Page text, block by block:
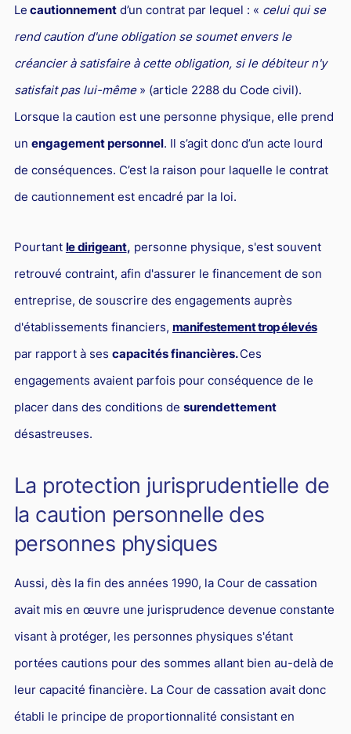
L'industrie
Droit aérien
Caution bancaire
Communication et nouvelles technologies
Grande entreprise
Droit de l'environnement et des énergies renouvelables
Restructuration d'entreprise
Droit et Fiscalité du marché de l'Art
Transmission d'entreprise et avocat
Gestion des crises
Responsabilité Sociétale des Entreprises (R.S.E)
Hôtellerie et restauration
Droit commercial
Énergie
Droit de la concurrence
Droit bancaire
Jurisprudences et actualités
Droit de la réparation et du dommage corporel
Droit du sport
Le cautionnementd’un contrat par lequel : « celui qui se
rend caution d'une obligation se soumet envers le
créancier à satisfaire à cette obligation, si le débiteur n'y
satisfait pas lui-même» (article 2288 du Code civil).
Lorsque la caution est une personne physique, elle prend
un engagement personnel. Il s’agit donc d’un acte lourd
de conséquences. C’est la raison pour laquelle le contrat
de cautionnement est encadré par la loi.
Pourtant le dirigeant, personne physique, s'est souvent
retrouvé contraint, afin d'assurer le financement de son
entreprise, de souscrire des engagements auprès
d'établissements financiers, manifestement trop élevés
par rapport à ses capacités financières.Ces
engagements avaient parfois pour conséquence de le
placer dans des conditions de surendettement
désastreuses.
La protection jurisprudentielle de
la caution personnelle des
personnes physiques
Aussi, dès la fin des années 1990, la Cour de cassation
avait mis en œuvre une jurisprudence devenue constante
visant à protéger, les personnes physiques s'étant
portées cautions pour des sommes allant bien au-delà de
leur capacité financière. La Cour de cassation avait donc
établi le principe de proportionnalité consistant en